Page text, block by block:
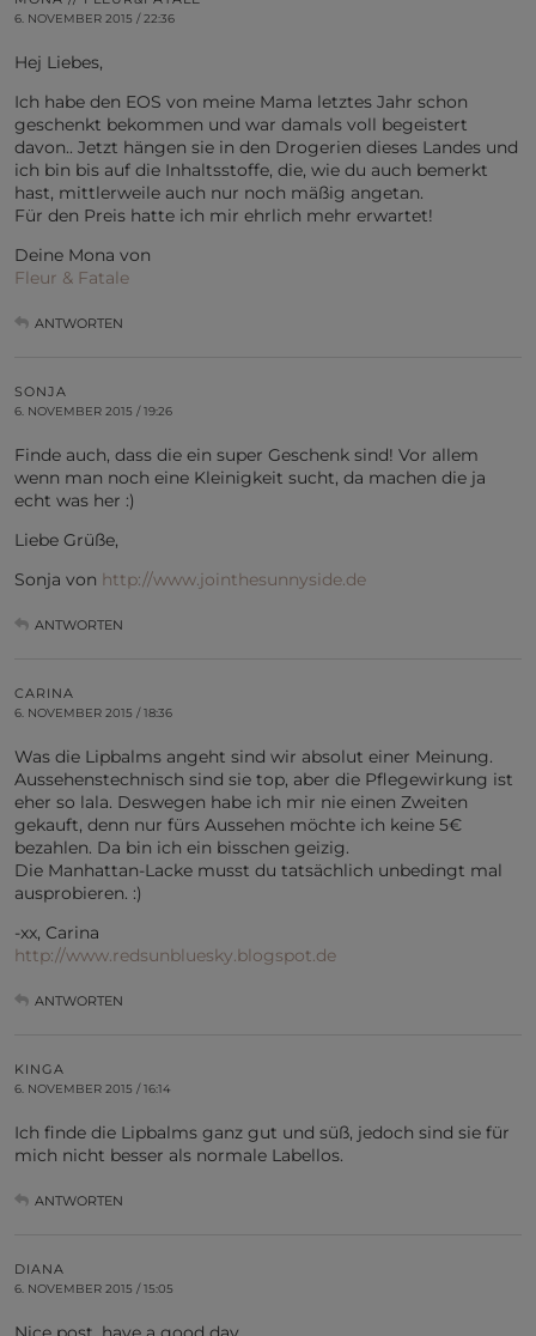
6. NOVEMBER 2015 / 22:36
Hej Liebes,
Ich habe den EOS von meine Mama letztes Jahr schon
geschenkt bekommen und war damals voll begeistert
davon.. Jetzt hängen sie in den Drogerien dieses Landes und
ich bin bis auf die Inhaltsstoffe, die, wie du auch bemerkt
hast, mittlerweile auch nur noch mäßig angetan.
Für den Preis hatte ich mir ehrlich mehr erwartet!
Deine Mona von
Fleur & Fatale
ANTWORTEN
SONJA
6. NOVEMBER 2015 / 19:26
Finde auch, dass die ein super Geschenk sind! Vor allem
wenn man noch eine Kleinigkeit sucht, da machen die ja
echt was her :)
Liebe Grüße,
Sonja von http://www.jointhesunnyside.de
ANTWORTEN
CARINA
6. NOVEMBER 2015 / 18:36
Was die Lipbalms angeht sind wir absolut einer Meinung.
Aussehenstechnisch sind sie top, aber die Pflegewirkung ist
eher so lala. Deswegen habe ich mir nie einen Zweiten
gekauft, denn nur fürs Aussehen möchte ich keine 5€
bezahlen. Da bin ich ein bisschen geizig.
Die Manhattan-Lacke musst du tatsächlich unbedingt mal
ausprobieren. :)
-xx, Carina
http://www.redsunbluesky.blogspot.de
ANTWORTEN
KINGA
6. NOVEMBER 2015 / 16:14
Ich finde die Lipbalms ganz gut und süß, jedoch sind sie für
mich nicht besser als normale Labellos.
ANTWORTEN
DIANA
6. NOVEMBER 2015 / 15:05